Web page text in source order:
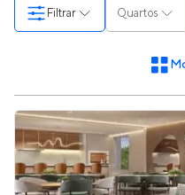
Quartos
Filtrar